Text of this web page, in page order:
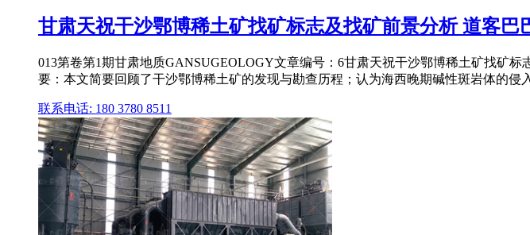
甘肃天祝干沙鄂博稀土矿找矿标志及找矿前景分析 道客巴
013第卷第1期甘肃地质GANSUGEOLOGY文章编号：6甘肃天祝干沙鄂博稀土矿找矿
要：本文简要回顾了干沙鄂博稀土矿的发现与勘查历程；认为海西晚期碱性斑岩体的侵
联系电话: 180 3780 8511